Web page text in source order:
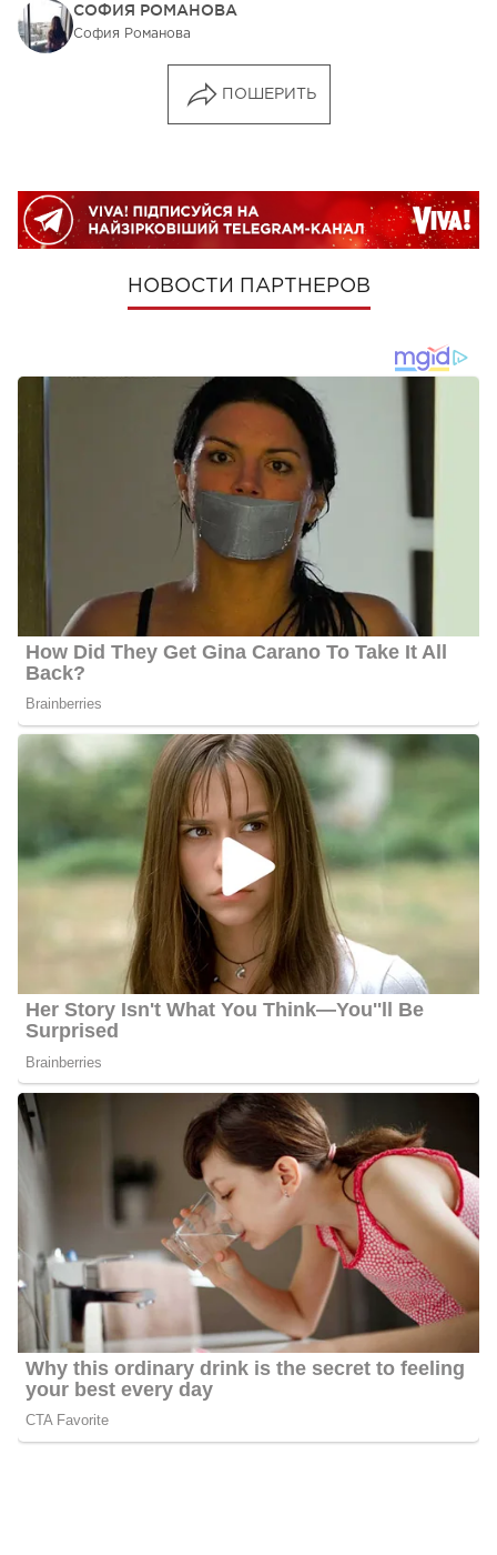
СОФИЯ РОМАНОВА
София Романова
ПОШЕРИТЬ
НОВОСТИ ПАРТНЕРОВ